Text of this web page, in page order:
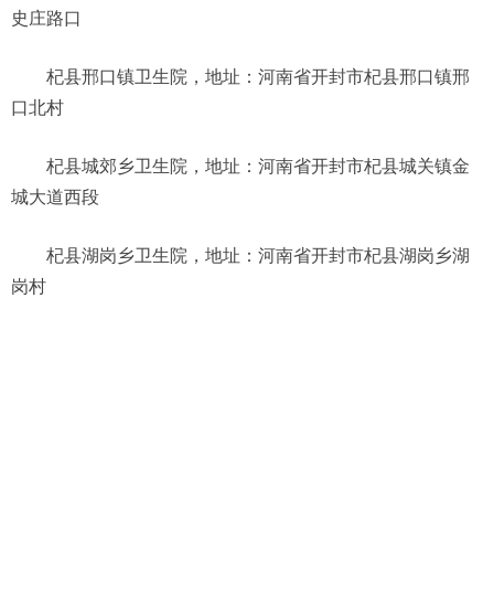
史庄路口
杞县邢口镇卫生院，地址：河南省开封市杞县邢口镇邢
口北村
杞县城郊乡卫生院，地址：河南省开封市杞县城关镇金
城大道西段
杞县湖岗乡卫生院，地址：河南省开封市杞县湖岗乡湖
岗村